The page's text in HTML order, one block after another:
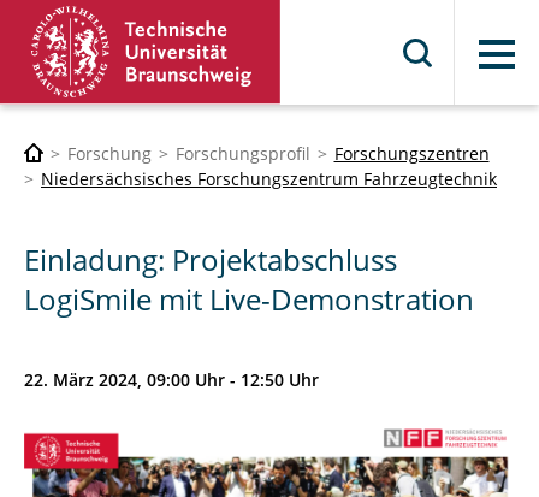
Menü
Forschung Forschungsprofil
Forschungszentren
Niedersächsisches Forschungszentrum Fahrzeugtechnik
Einladung: Projektabschluss
LogiSmile mit Live-Demonstration
22. März 2024, 09:00 Uhr - 12:50 Uhr